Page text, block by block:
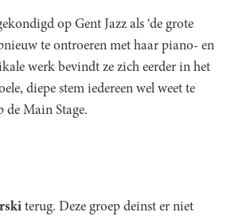
op Gent Jazz als ‘de grote
te ontroeren met haar piano- en
werk bevindt ze zich eerder in het
diepe stem iedereen wel weet te
de Main Stage.
terug. Deze groep deinst er niet